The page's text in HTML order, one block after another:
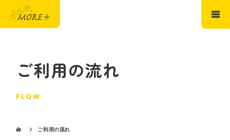
ご利用の流れ
FLOW
ご利用の流れ